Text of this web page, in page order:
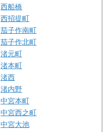
西船橋
西招提町
茄子作南町
茄子作北町
渚元町
渚本町
渚西
渚内野
中宮本町
中宮西之町
中宮大池